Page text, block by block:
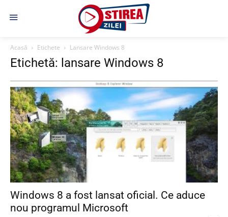
Acasă Etichete Lansare Windows 8
Etichetă: lansare Windows 8
Windows 8 a fost lansat oficial. Ce aduce
nou programul Microsoft